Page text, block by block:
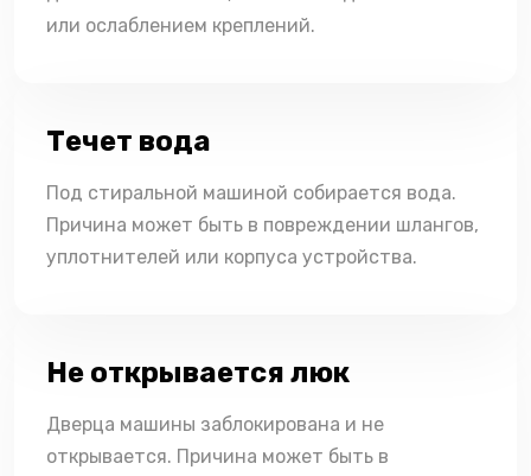
или ослаблением креплений.
Течет вода
Под стиральной машиной собирается вода.
Причина может быть в повреждении шлангов,
уплотнителей или корпуса устройства.
Не открывается люк
Дверца машины заблокирована и не
открывается. Причина может быть в